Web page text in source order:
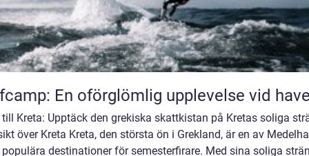
En oförglömlig upplevelse vid
till Kreta: Upptäck den grekiska skattkistan på Kretas soliga
över Kreta Kreta, den största ön i Grekland, är en av
destinationer för semesterfirare. Med sina soliga